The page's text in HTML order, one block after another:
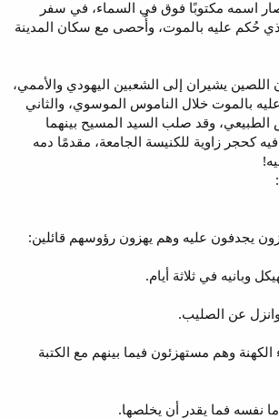
اسمه مكتوبًا فوق في السماء، في سفر
حُكم عليه بالموت، وأُحصى مع سكان المدينة
يشيران إلى الشعبين اليهودي والأممي،
بالموت خلال الناموس الموسوي، والثاني
الطبيعي، وقد صلب السيد المسيح بينهما
كحجر زاوية للكنيسة الجامعة، مقدمًا دمه
:
يجدفون عليه وهم يهزون رؤوسهم قائلين:
وبانيه في ثلاثة أيام.
عن الصليب.
وهم مستهزئون فيما بينهم مع الكتبة
نفسه فما يقدر أن يخلصها.